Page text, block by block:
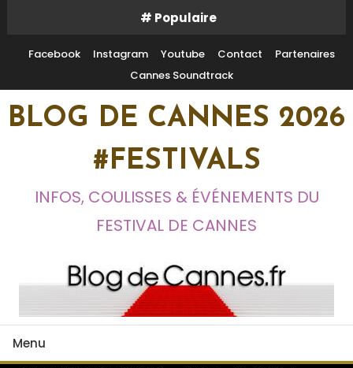
Content
# Populaire
Facebook Instagram Youtube Contact
Partenaires
Cannes Soundtrack
BLOG DE CANNES 2026
#FESTIVALS
INFOS, COULISSES & ÉVÉNEMENTS DU
FESTIVAL DE CANNES
Menu